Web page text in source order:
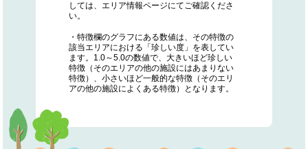
しては、エリア情報ページにてご確認くださ
い。
・特徴欄のグラフにある数値は、その特徴の
該当エリアにおける「珍しい度」を表してい
ます。1.0～5.0の数値で、大きいほど珍しい
特徴（そのエリアの他の施設にはあまりない
特徴）、小さいほど一般的な特徴（そのエリ
アの他の施設によくある特徴）となります。